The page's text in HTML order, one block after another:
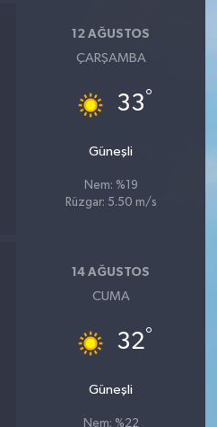
12 AĞUSTOS
ÇARŞAMBA
33°
Güneşli
Nem: %19
Rüzgar: 5.50 m/s
14 AĞUSTOS
CUMA
32°
Güneşli
Nem: %22